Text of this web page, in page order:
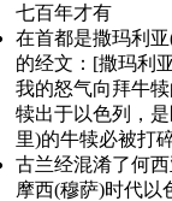
七百年才有
在首都是撒玛利
的经文：[撒玛利
我的怒气向拜牛
犊出于以色列，
里)的牛犊必被打
古兰经混淆了何
摩西(穆萨)时代以